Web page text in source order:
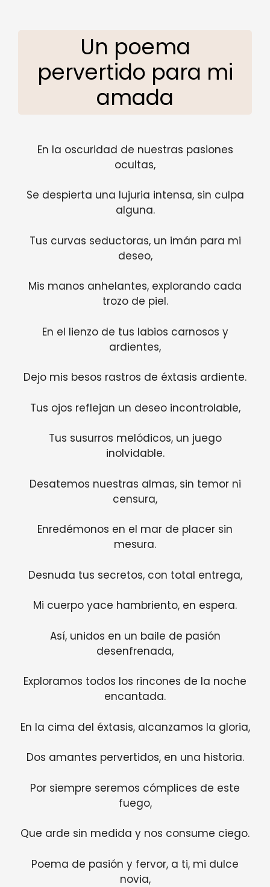
Un poema
pervertido para mi
amada
En la oscuridad de nuestras pasiones
ocultas,
Se despierta una lujuria intensa, sin culpa
alguna.
Tus curvas seductoras, un imán para mi
deseo,
Mis manos anhelantes, explorando cada
trozo de piel.
En el lienzo de tus labios carnosos y
ardientes,
Dejo mis besos rastros de éxtasis ardiente.
Tus ojos reflejan un deseo incontrolable,
Tus susurros melódicos, un juego
inolvidable.
Desatemos nuestras almas, sin temor ni
censura,
Enredémonos en el mar de placer sin
mesura.
Desnuda tus secretos, con total entrega,
Mi cuerpo yace hambriento, en espera.
Así, unidos en un baile de pasión
desenfrenada,
Exploramos todos los rincones de la noche
encantada.
En la cima del éxtasis, alcanzamos la gloria,
Dos amantes pervertidos, en una historia.
Por siempre seremos cómplices de este
fuego,
Que arde sin medida y nos consume ciego.
Poema de pasión y fervor, a ti, mi dulce
novia,